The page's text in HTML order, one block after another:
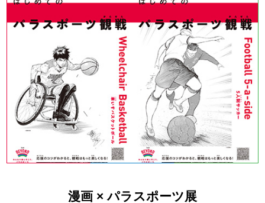
漫画 × パラスポーツ展